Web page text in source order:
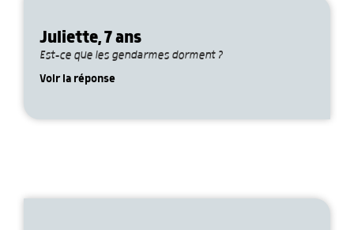
Juliette, 7 ans
Est-ce que les gendarmes dorment ?
Voir la réponse